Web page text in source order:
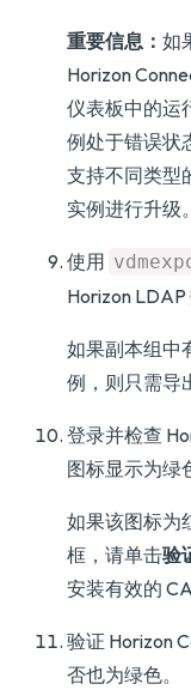
重要信息： 如
Horizon
仪表板中的运
例处于错误状
支持不同类型
实例进行升级。
使用
Horizon LDAP
如果副本组中
例，则只需导
登录并检查
图标显示为绿
如果该图标为
框，请单击验
安装有效的
验证 Horizon
否也为绿色。